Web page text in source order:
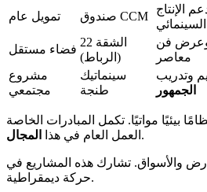
تمويل عام
صندوق CCM
الإنتاج
السينمائي
فضاء مستقل
الشقة 22
(الرباط)
وعرض فن
معاصر
مشروع
مجتمعي
سينماتيك
طنجة
وتدريب
الجمهور
بيئيًا مواتيًا. تكمل المبادرات الخاصة
العمل العام في هذا
المجال .
والأسواق. تشارك هذه المشاريع في
حركة ديمقراطية.